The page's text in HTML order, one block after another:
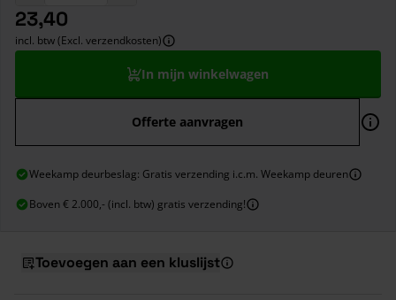
23,40
incl. btw (Excl. verzendkosten)
In mijn winkelwagen
Offerte aanvragen
Weekamp deurbeslag: Gratis verzending i.c.m. Weekamp deuren
Boven € 2.000,- (incl. btw) gratis verzending!
Toevoegen aan een kluslijst